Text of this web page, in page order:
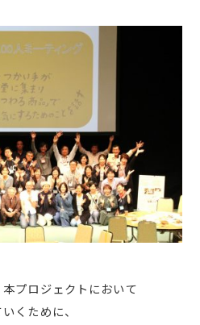
プロジェクトにおいて
くために、